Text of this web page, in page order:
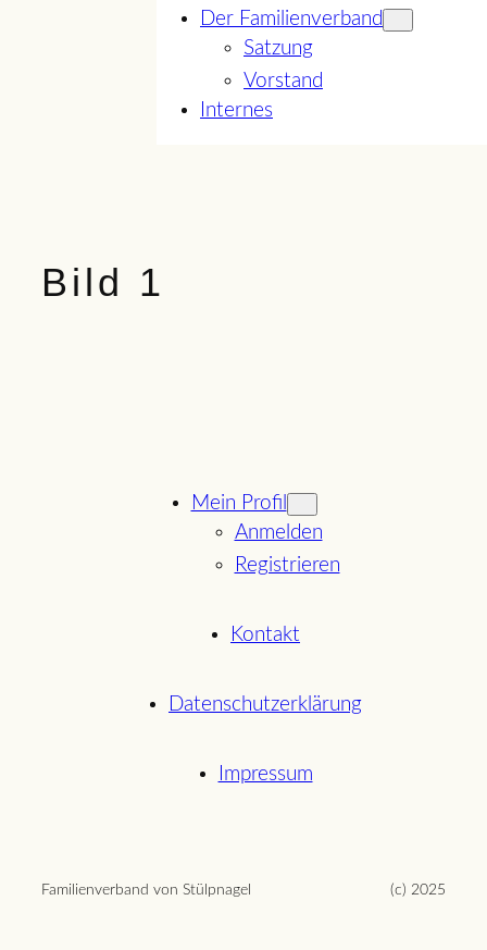
Der Familienverband
Satzung
Vorstand
Internes
Bild 1
Mein Profil
Anmelden
Registrieren
Kontakt
Datenschutzerklärung
Impressum
Familienverband von Stülpnagel (c) 2025